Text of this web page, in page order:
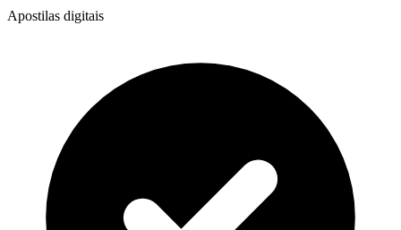
Apostilas digitais